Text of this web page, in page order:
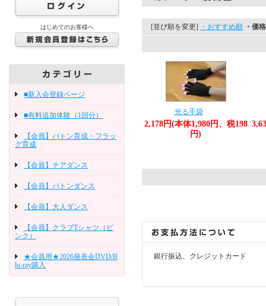
はじめてのお客様へ
■新入会登録ページ
■有料追加体験（1回分）
【会員】バトン育成・フラッ
グ育成
【会員】チアダンス
【会員】バトンダンス
【会員】大人ダンス
【会員】クラブTシャツ（ピ
ンク）
★会員用★2026発表会DVD/B
lu-ray購入
[並び順を変更] ・おすすめ順 ・価
光る手袋
2,178円(本体1,980円、税198
円)
銀行振込、クレジットカード